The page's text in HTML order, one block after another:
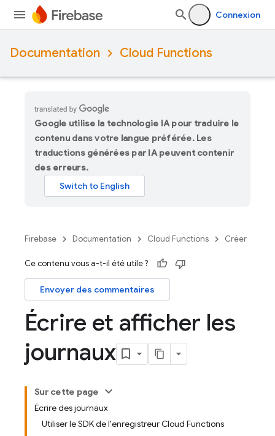
Connexion
Documentation Cloud Functions
Google utilise la technologie IA pour traduire le
contenu dans votre langue préférée. Les
traductions générées par IA peuvent contenir
des erreurs.
Firebase Documentation Cloud Functions Créer
Ce contenu vous a-t-il été utile ?
Envoyer des commentaires
Écrire et afficher les
journaux
Sur cette page
Écrire des journaux
Utiliser le SDK de l'enregistreur Cloud Functions